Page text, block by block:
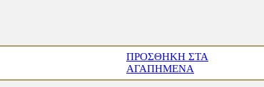
ΠΡΟΣΘΉΚΗ ΣΤΑ
ΑΓΑΠΗΜΈΝΑ